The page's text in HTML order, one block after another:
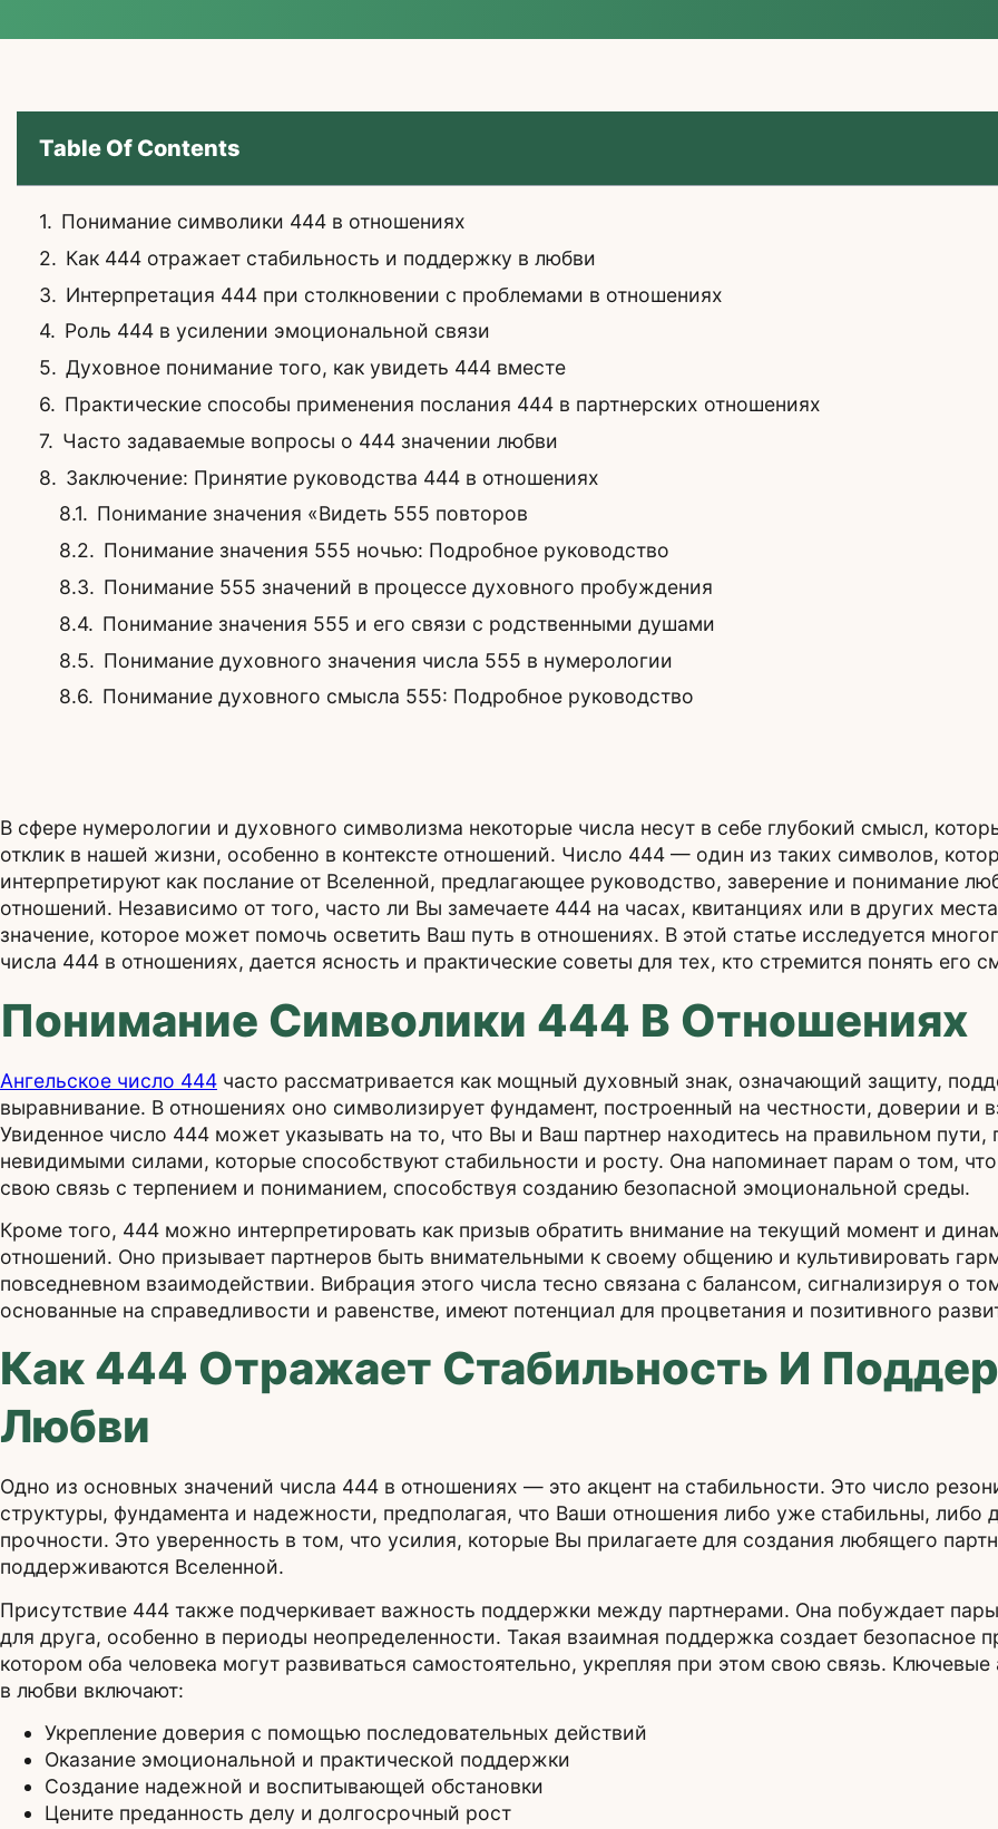
Table Of Contents
Понимание символики 444 в отношениях
Как 444 отражает стабильность и поддержку в любви
Интерпретация 444 при столкновении с проблемами в отношениях
Роль 444 в усилении эмоциональной связи
Духовное понимание того, как увидеть 444 вместе
Практические способы применения послания 444 в партнерских отношениях
Часто задаваемые вопросы о 444 значении любви
Заключение: Принятие руководства 444 в отношениях
Понимание значения «Видеть 555 повторов
Понимание значения 555 ночью: Подробное руководство
Понимание 555 значений в процессе духовного пробуждения
Понимание значения 555 и его связи с родственными душами
Понимание духовного значения числа 555 в нумерологии
Понимание духовного смысла 555: Подробное руководство
В сфере нумерологии и духовного символизма некоторые числа несут в себе глубокий смысл,
отклик в нашей жизни, особенно в контексте отношений. Число 444 — один из таких символов,
интерпретируют как послание от Вселенной, предлагающее руководство, заверение и понимание
отношений. Независимо от того, часто ли Вы замечаете 444 на часах, квитанциях или в других
значение, которое может помочь осветить Ваш путь в отношениях. В этой статье исследуется
числа 444 в отношениях, дается ясность и практические советы для тех, кто стремится понять его
Понимание Символики 444 В Отношениях
Ангельское число 444 часто рассматривается как мощный духовный знак, означающий защиту,
выравнивание. В отношениях оно символизирует фундамент, построенный на честности, доверии и
Увиденное число 444 может указывать на то, что Вы и Ваш партнер находитесь на правильном
невидимыми силами, которые способствуют стабильности и росту. Она напоминает парам о том,
свою связь с терпением и пониманием, способствуя созданию безопасной эмоциональной среды.
Кроме того, 444 можно интерпретировать как призыв обратить внимание на текущий момент и
отношений. Оно призывает партнеров быть внимательными к своему общению и культивировать
повседневном взаимодействии. Вибрация этого числа тесно связана с балансом, сигнализируя о
основанные на справедливости и равенстве, имеют потенциал для процветания и позитивного
Как 444 Отражает Стабильность И
Любви
Одно из основных значений числа 444 в отношениях — это акцент на стабильности. Это число
структуры, фундамента и надежности, предполагая, что Ваши отношения либо уже стабильны, либо
прочности. Это уверенность в том, что усилия, которые Вы прилагаете для создания любящего
поддерживаются Вселенной.
Присутствие 444 также подчеркивает важность поддержки между партнерами. Она побуждает
для друга, особенно в периоды неопределенности. Такая взаимная поддержка создает безопасное
котором оба человека могут развиваться самостоятельно, укрепляя при этом свою связь.
в любви включают:
Укрепление доверия с помощью последовательных действий
Оказание эмоциональной и практической поддержки
Создание надежной и воспитывающей обстановки
Цените преданность делу и долгосрочный рост